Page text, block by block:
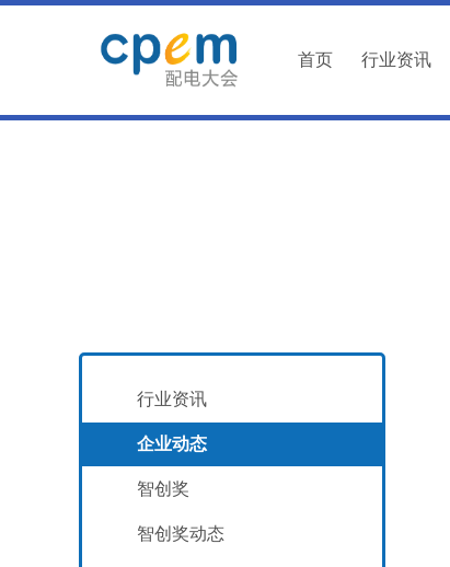
首页 行业资讯
行业资讯
企业动态
智创奖
智创奖动态